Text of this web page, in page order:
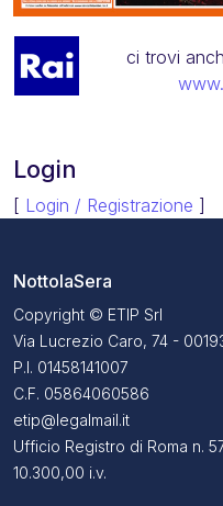
ci trovi
Login
[ Login / Registrazione ]
NottolaSera
Copyright © ETIP Srl
Via Lucrezio Caro, 74 -
P.I. 01458141007
C.F. 05864060586
etip@legalmail.it
Ufficio Registro di Roma n.
10.300,00 i.v.